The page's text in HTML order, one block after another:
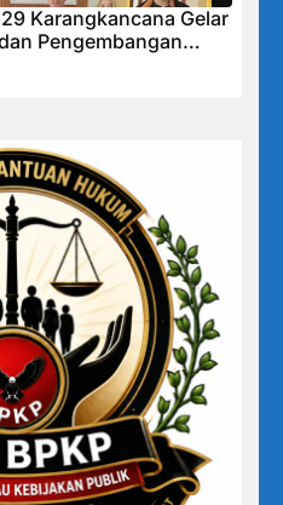
Karangkancana Gelar
Pengembangan